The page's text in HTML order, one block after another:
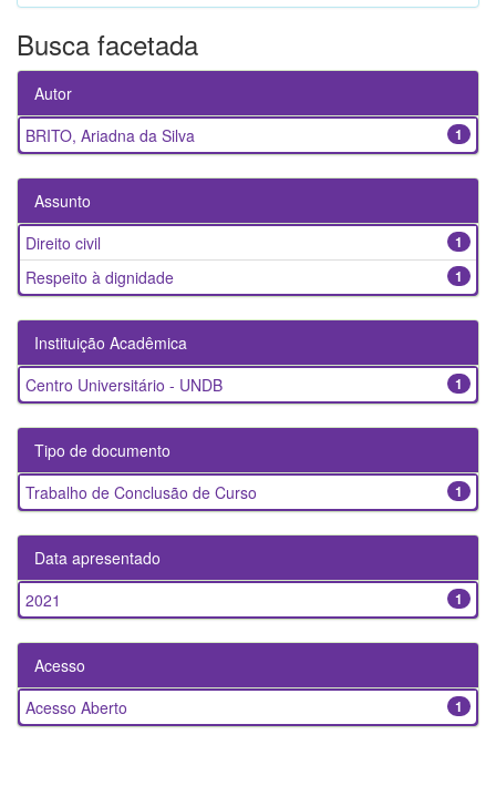
Busca facetada
Autor
1
BRITO, Ariadna da Silva
Assunto
1
Direito civil
1
Respeito à dignidade
Instituição Acadêmica
1
Centro Universitário - UNDB
Tipo de documento
1
Trabalho de Conclusão de Curso
Data apresentado
1
2021
Acesso
1
Acesso Aberto